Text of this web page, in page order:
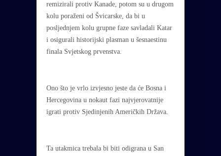
remizirali protiv Kanade, potom su u drugom
kolu poraženi od Švicarske, da bi u
posljednjem kolu grupne faze savladali Katar
i osigurali historijski plasman u šesnaestinu
finala Svjetskog prvenstva.
Ono što je vrlo izvjesno jeste da će Bosna i
Hercegovina u nokaut fazi najvjerovatnije
igrati protiv Sjedinjenih Američkih Država.
Ta utakmica trebala bi biti odigrana u San